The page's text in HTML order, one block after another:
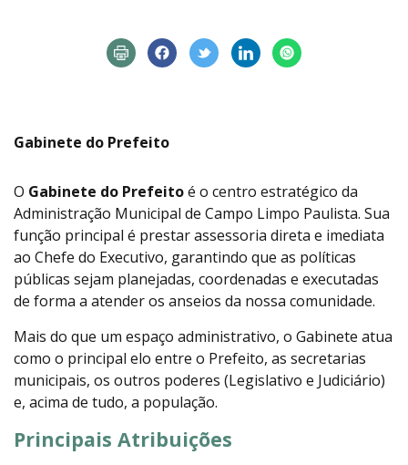
Gabinete do Prefeito
O Gabinete do Prefeitoé o centro estratégico da
Administração Municipal de Campo Limpo Paulista. Sua
função principal é prestar assessoria direta e imediata
ao Chefe do Executivo, garantindo que as políticas
públicas sejam planejadas, coordenadas e executadas
de forma a atender os anseios da nossa comunidade.
Mais do que um espaço administrativo, o Gabinete atua
como o principal elo entre o Prefeito, as secretarias
municipais, os outros poderes (Legislativo e Judiciário)
e, acima de tudo, a população.
Principais Atribuições